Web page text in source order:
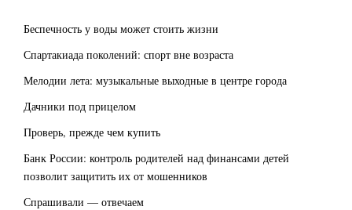
Беспечность у воды может стоить жизни
Спартакиада поколений: спорт вне возраста
Мелодии лета: музыкальные выходные в центре города
Дачники под прицелом
Проверь, прежде чем купить
Банк России: контроль родителей над финансами детей
позволит защитить их от мошенников
Спрашивали — отвечаем